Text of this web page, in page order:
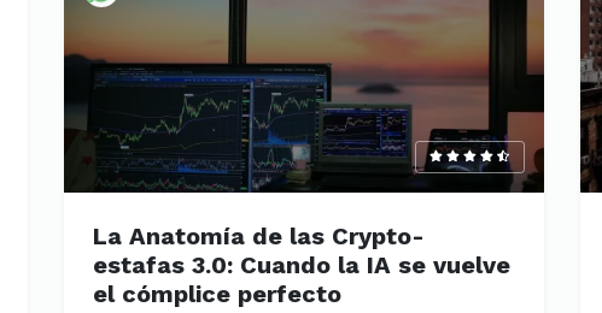
La Anatomía de las Crypto-
estafas 3.0: Cuando la IA se vuelve
el cómplice perfecto